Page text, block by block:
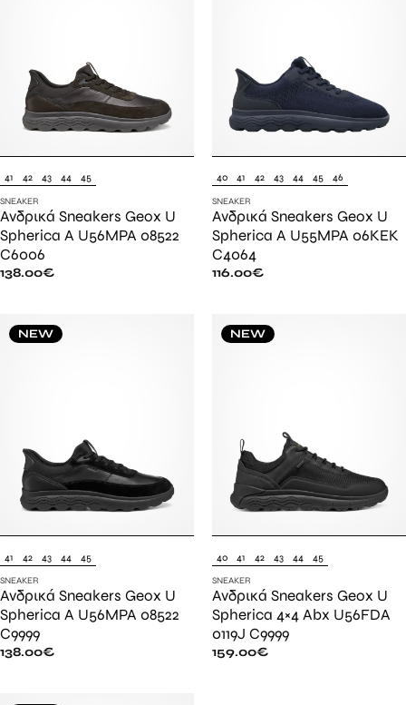
41 42 43 44 45
SNEAKER
Ανδρικά Sneakers Geox U
Spherica A U56MPA 08522
C6006
138.00€
40 41 42 43 44 45 46
SNEAKER
Ανδρικά Sneakers Geox U
Spherica A U55MPA 06KEK
C4064
116.00€
NEW
41 42 43 44 45
SNEAKER
Ανδρικά Sneakers Geox U
Spherica A U56MPA 08522
C9999
138.00€
NEW
40 41 42 43 44 45
SNEAKER
Ανδρικά Sneakers Geox U
Spherica 4×4 Abx U56FDA
0119J C9999
159.00€